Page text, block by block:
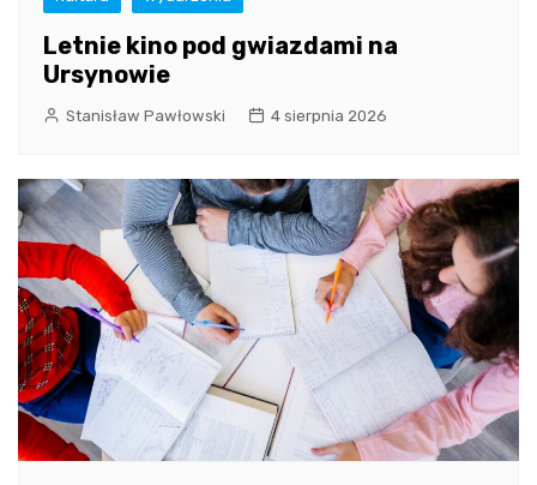
Letnie kino pod gwiazdami na
Ursynowie
Stanisław Pawłowski 4 sierpnia 2026